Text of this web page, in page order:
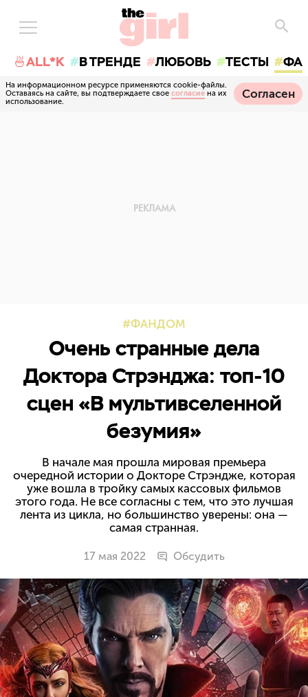
🍜ALL*K В ТРЕНДЕ ЛЮБОВЬ ТЕСТЫ
На информационном ресурсе применяются cookie-файлы.
Оставаясь на сайте, вы подтверждаете свое согласие на их
использование.
Согласен
ФАНДОМ
Очень странные дела
Доктора Стрэнджа: топ-10
сцен «В мультивселенной
безумия»
В начале мая прошла мировая премьера
очередной истории о Докторе Стрэндже, которая
уже вошла в тройку самых кассовых фильмов
этого года. Не все согласны с тем, что это лучшая
лента из цикла, но большинство уверены: она —
самая странная.
17 мая 2022 Обсудить